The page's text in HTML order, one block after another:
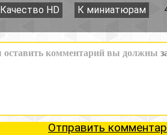
Качество HD К миниатюрам
Отправить